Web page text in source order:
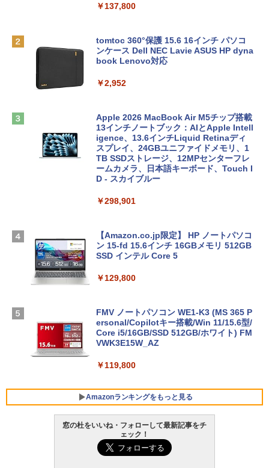
￥137,800
tomtoc 360°保護 15.6 16インチ パソコ
ンケース Dell NEC Lavie ASUS HP dyna
book Lenovo対応
￥2,952
Apple 2026 MacBook Air M5チップ搭載
13インチノートブック：AIとApple Intell
igence、13.6インチLiquid Retinaディ
スプレイ、24GBユニファイドメモリ、1
TB SSDストレージ、12MPセンターフレ
ームカメラ、日本語キーボード、Touch I
D - スカイブルー
￥298,901
【Amazon.co.jp限定】 HP ノートパソコ
ン 15-fd 15.6インチ 16GBメモリ 512GB
SSD インテル Core 5
￥129,800
FMV ノートパソコン WE1-K3 (MS 365 P
ersonal/Copilotキー搭載/Win 11/15.6型/
Core i5/16GB/SSD 512GB/ホワイト) FM
VWK3E15W_AZ
￥119,800
Amazonランキングをもっと見る
Xbox プリペイドカード 10,000円 デジタ
ルコード 【旧 Xbox ギフトカード】 [オ
生成AIパスポート公式テキスト 第４版
Amazon Kindle Paperwhite (16GB) 7イ
ンチディスプレイ、色調調節ライト、12
窓の杜をいいね・フォローして最新記事をチ
ェック！